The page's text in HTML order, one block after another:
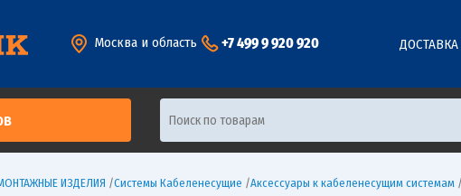
Москва и область +7 499 9 920 920
ИЗДЕЛИЯ /Системы Кабеленесущие /Аксессуары к кабеленесущим системам /